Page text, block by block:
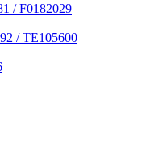
/ F0182029
/ TE105600